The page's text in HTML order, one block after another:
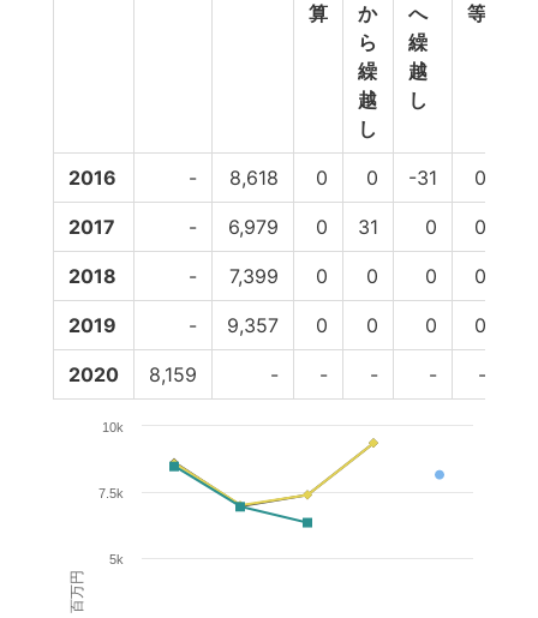
算
か
ら
繰
越
し
へ
繰
越
し
等
2016 - 8,618 0 0 -31 0
2017 - 6,979 0 31 0 0
2018 - 7,399 0 0 0 0
2019 - 9,357 0 0 0 0
2020 8,159 - - - - -
百万円
5k
7.5k
10k